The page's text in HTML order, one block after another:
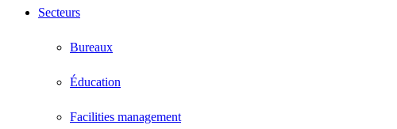
Secteurs
Bureaux
Éducation
Facilities management